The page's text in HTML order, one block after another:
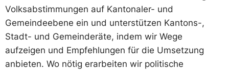
Volksabstimmungen auf Kantonaler- und
Gemeindeebene ein und unterstützen Kantons-,
Stadt- und Gemeinderäte, indem wir Wege
aufzeigen und Empfehlungen für die Umsetzung
anbieten. Wo nötig erarbeiten wir politische